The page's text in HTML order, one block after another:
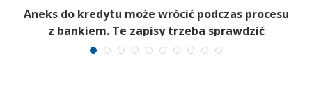
Aneks do kredytu może wrócić podczas procesu
z bankiem. Te zapisy trzeba sprawdzić